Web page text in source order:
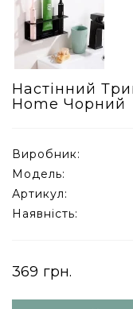
Настінний
Home Чорний
Виробник:
Модель:
Артикул:
Наявність:
369 грн.